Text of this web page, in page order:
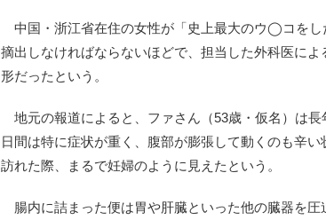
中国・浙江省在住の女性が「史上最大のウ◯コをし
摘出しなければならないほどで、担当した外科医に
形だったという。
地元の報道によると、ファさん（53歳・仮名）は
日間は特に症状が重く、腹部が膨張して動くのも辛
訪れた際、まるで妊婦のように見えたという。
腸内に詰まった便は胃や肝臓といった他の臓器を